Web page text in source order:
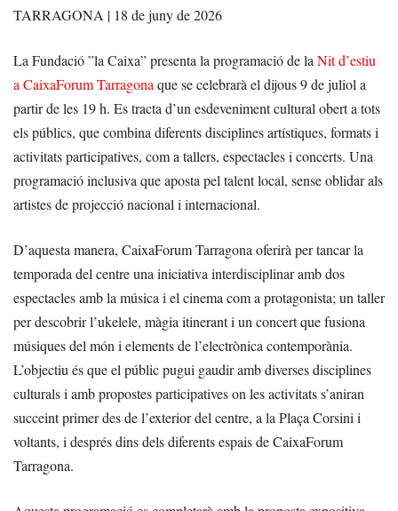
TARRAGONA | 18 de juny de 2026
La Fundació ”la Caixa” presenta la programació de la Nit d’estiu
a CaixaForum Tarragona que se celebrarà el dijous 9 de juliol a
partir de les 19 h. Es tracta d’un esdeveniment cultural obert a tots
els públics, que combina diferents disciplines artístiques, formats i
activitats participatives, com a tallers, espectacles i concerts. Una
programació inclusiva que aposta pel talent local, sense oblidar als
artistes de projecció nacional i internacional.
D’aquesta manera, CaixaForum Tarragona oferirà per tancar la
temporada del centre una iniciativa interdisciplinar amb dos
espectacles amb la música i el cinema com a protagonista; un taller
per descobrir l’ukelele, màgia itinerant i un concert que fusiona
músiques del món i elements de l’electrònica contemporània.
L’objectiu és que el públic pugui gaudir amb diverses disciplines
culturals i amb propostes participatives on les activitats s’aniran
succeint primer des de l’exterior del centre, a la Plaça Corsini i
voltants, i després dins dels diferents espais de CaixaForum
Tarragona.